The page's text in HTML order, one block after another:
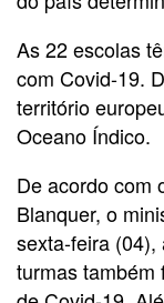
As 22 escolas
com Covid-19.
território
Oceano Índico.
De acordo com
Blanquer, o
sexta-feira
turmas também